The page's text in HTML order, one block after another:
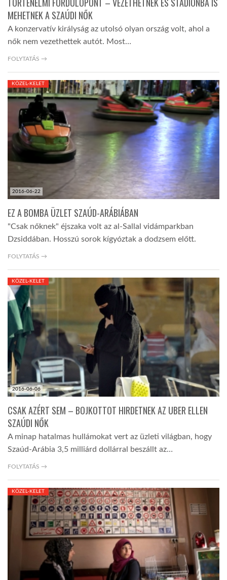
MEHETNEK A SZAÚDI NŐK
A konzervatív királyság az utolsó olyan ország volt, ahol a
nők nem vezethettek autót. Most…
FOLYTATÁS →
2016-06-22
KÖZEL-KELET
EZ A BOMBA ÜZLET SZAÚD-ARÁBIÁBAN
"Csak nőknek" éjszaka volt az al-Sallal vidámparkban
Dzsiddában. Hosszú sorok kígyóztak a dodzsem előtt.
FOLYTATÁS →
2016-06-06
KÖZEL-KELET
CSAK AZÉRT SEM – BOJKOTTOT HIRDETNEK AZ UBER ELLEN
SZAÚDI NŐK
A minap hatalmas hullámokat vert az üzleti világban, hogy
Szaúd-Arábia 3,5 milliárd dollárral beszállt az…
FOLYTATÁS →
KÖZEL-KELET